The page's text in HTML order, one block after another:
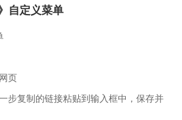
自定义菜单
页
步复制的链接粘贴到输入框中，保存并